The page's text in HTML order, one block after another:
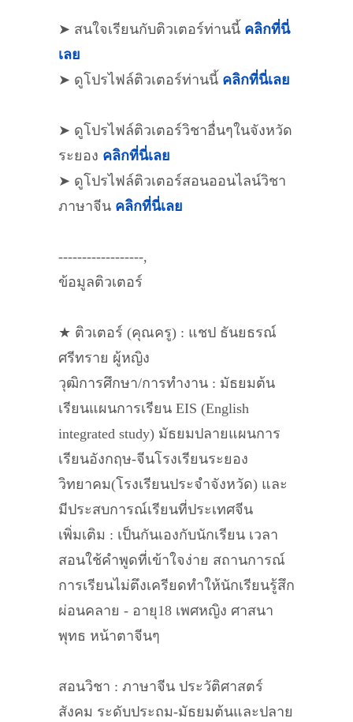
➤ สนใจเรียนกับติวเตอร์ท่านนี้ คลิกที่นี่
เลย
➤ ดูโปรไฟล์ติวเตอร์ท่านนี้ คลิกที่นี่เลย
➤ ดูโปรไฟล์ติวเตอร์วิชาอื่นๆในจังหวัด
ระยอง คลิกที่นี่เลย
➤ ดูโปรไฟล์ติวเตอร์สอนออนไลน์วิชา
ภาษาจีน คลิกที่นี่เลย
------------------,
ข้อมูลติวเตอร์
★ ติวเตอร์ (คุณครู) : แชป ธันยธรณ์
ศรีทราย ผู้หญิง
วุฒิการศึกษา/การทำงาน : มัธยมต้น
เรียนแผนการเรียน EIS (English
integrated study) มัธยมปลายแผนการ
เรียนอังกฤษ-จีนโรงเรียนระยอง
วิทยาคม(โรงเรียนประจำจังหวัด) และ
มีประสบการณ์เรียนที่ประเทศจีน
เพิ่มเติม : เป็นกันเองกับนักเรียน เวลา
สอนใช้คำพูดที่เข้าใจง่าย สถานการณ์
การเรียนไม่ตึงเครียดทำให้นักเรียนรู้สึก
ผ่อนคลาย - อายุ18 เพศหญิง ศาสนา
พุทธ หน้าตาจีนๆ
สอนวิชา : ภาษาจีน ประวัติศาสตร์
สังคม ระดับประถม-มัธยมต้นและปลาย